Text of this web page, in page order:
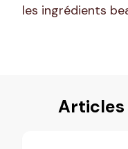
les ingrédients
Articles